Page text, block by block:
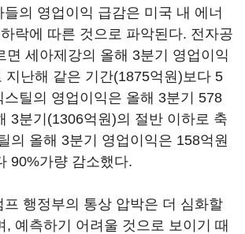
의 영업이익 급감은 미국 내 에너
락에 따른 것으로 파악된다. 전자공
면 세아제강의 올해 3분기 영업이익
지난해 같은 기간(1875억원)보다 5
스틸의 영업이익은 올해 3분기 578
3분기(1306억원)의 절반 이하로 축
의 올해 3분기 영업이익은 158억원
90%가량 감소했다.
프 행정부의 통상 압박은 더 심화할
, 예측하기 어려울 것으로 보이기 때